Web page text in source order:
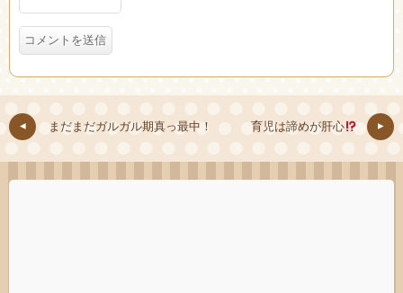
まだまだガルガル期真っ最中！ 育児は諦めが肝心